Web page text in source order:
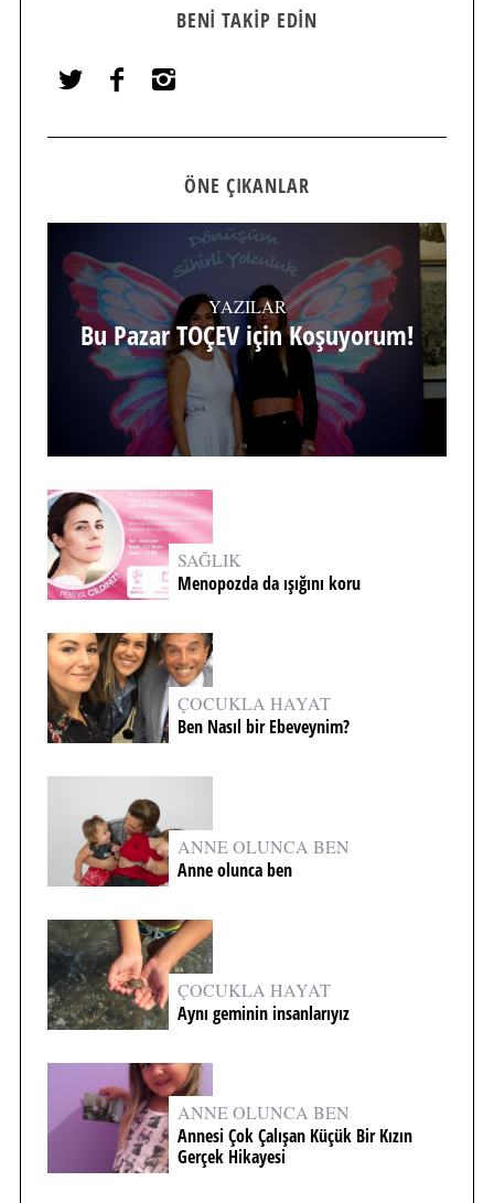
BENI TAKIP EDIN
ÖNE ÇIKANLAR
YAZILAR
Bu Pazar TOÇEV için Koşuyorum!
SAĞLIK
Menopozda da ışığını koru
ÇOCUKLA HAYAT
Ben Nasıl bir Ebeveynim?
ANNE OLUNCA BEN
Anne olunca ben
ÇOCUKLA HAYAT
Aynı geminin insanlarıyız
ANNE OLUNCA BEN
Annesi Çok Çalışan Küçük Bir Kızın
Gerçek Hikayesi